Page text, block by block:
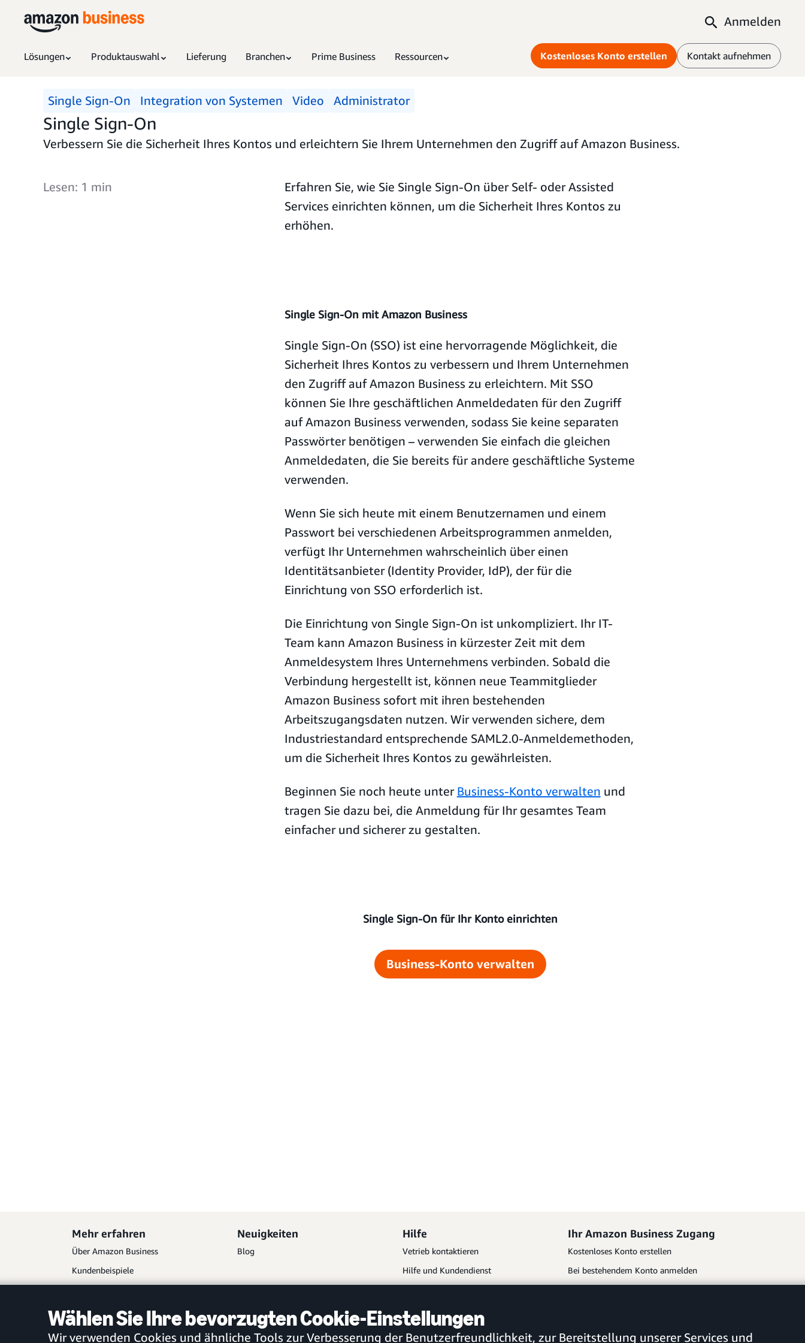
Anmelden
Lösungen Produktauswahl Lieferung Branchen Prime Business Ressourcen Kostenloses Konto erstellen Kontakt aufnehmen
Single Sign-On Integration von Systemen Video Administrator
Single Sign-On
Verbessern Sie die Sicherheit Ihres Kontos und erleichtern Sie Ihrem Unternehmen den Zugriff auf Amazon Business.
Lesen: 1 min
Erfahren Sie, wie Sie Single Sign-On über Self- oder Assisted
Services einrichten können, um die Sicherheit Ihres Kontos zu
erhöhen.
Single Sign-On mit Amazon Business
Single Sign-On (SSO) ist eine hervorragende Möglichkeit, die
Sicherheit Ihres Kontos zu verbessern und Ihrem Unternehmen
den Zugriff auf Amazon Business zu erleichtern. Mit SSO
können Sie Ihre geschäftlichen Anmeldedaten für den Zugriff
auf Amazon Business verwenden, sodass Sie keine separaten
Passwörter benötigen – verwenden Sie einfach die gleichen
Anmeldedaten, die Sie bereits für andere geschäftliche Systeme
verwenden.
Wenn Sie sich heute mit einem Benutzernamen und einem
Passwort bei verschiedenen Arbeitsprogrammen anmelden,
verfügt Ihr Unternehmen wahrscheinlich über einen
Identitätsanbieter (Identity Provider, IdP), der für die
Einrichtung von SSO erforderlich ist.
Die Einrichtung von Single Sign-On ist unkompliziert. Ihr IT-
Team kann Amazon Business in kürzester Zeit mit dem
Anmeldesystem Ihres Unternehmens verbinden. Sobald die
Verbindung hergestellt ist, können neue Teammitglieder
Amazon Business sofort mit ihren bestehenden
Arbeitszugangsdaten nutzen. Wir verwenden sichere, dem
Industriestandard entsprechende SAML2.0-Anmeldemethoden,
um die Sicherheit Ihres Kontos zu gewährleisten.
Beginnen Sie noch heute unter Business-Konto verwalten und
tragen Sie dazu bei, die Anmeldung für Ihr gesamtes Team
einfacher und sicherer zu gestalten.
Single Sign-On für Ihr Konto einrichten
Business-Konto verwalten
Wählen Sie Ihre bevorzugten Cookie-Einstellungen
Wir verwenden Cookies und ähnliche Tools zur Verbesserung der Benutzerfreundlichkeit, zur Bereitstellung unserer Services und
Mehr erfahren
Über Amazon Business
Kundenbeispiele
Neuigkeiten
Blog
Hilfe
Vetrieb kontaktieren
Hilfe und Kundendienst
Ihr Amazon Business Zugang
Kostenloses Konto erstellen
Bei bestehendem Konto anmelden
Scannen Sie den QR-Code, um
die neue Amazon Business-App